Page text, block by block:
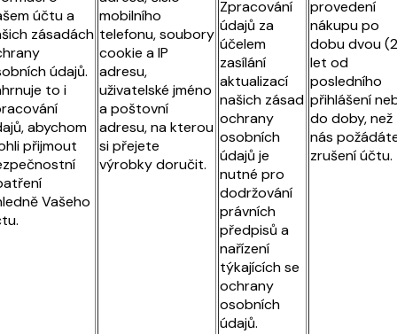
účtu a
zásadách
údajů.
to i
abychom
přijmout
Vašeho
mobilního
telefonu, soubory
cookie a IP
adresu,
uživatelské jméno
a poštovní
adresu, na kterou
si přejete
výrobky doručit.
Zpracování
údajů za
účelem
zasílání
aktualizací
našich zásad
ochrany
osobních
údajů je
nutné pro
dodržování
právních
předpisů a
nařízení
týkajících se
ochrany
osobních
údajů.
provedení
nákupu po
dobu dvou
let od
posledního
přihlášení
do doby, než
nás
zrušení účtu.